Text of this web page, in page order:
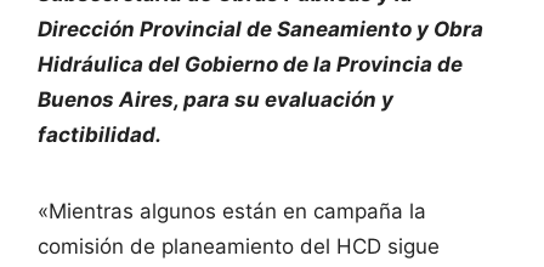
Dirección Provincial de Saneamiento y Obra
Hidráulica del Gobierno de la Provincia de
Buenos Aires, para su evaluación y
factibilidad.
«Mientras algunos están en campaña la
comisión de planeamiento del HCD sigue